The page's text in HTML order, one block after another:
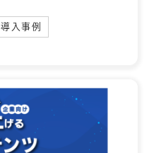
導入事例